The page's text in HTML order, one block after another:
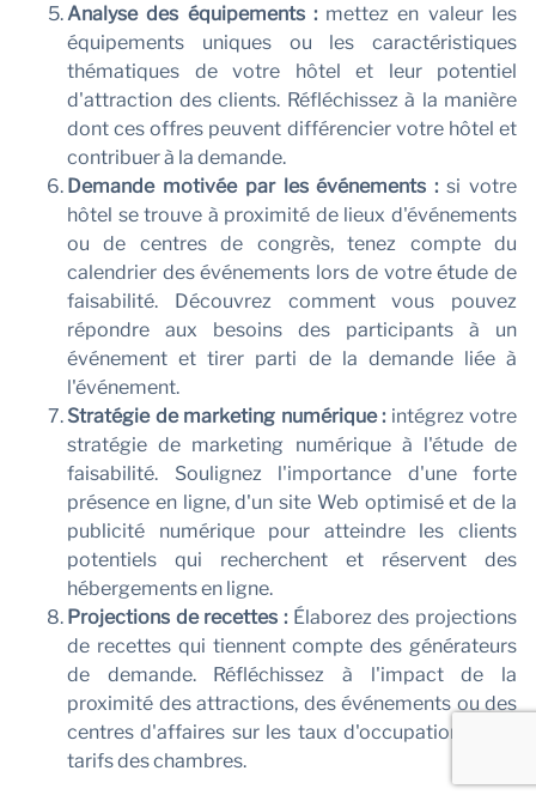
Analyse des équipements :mettez en valeur les
équipements uniques ou les caractéristiques
thématiques de votre hôtel et leur potentiel
d'attraction des clients. Réfléchissez à la manière
dont ces offres peuvent différencier votre hôtel et
contribuer à la demande.
Demande motivée par les événements :si votre
hôtel se trouve à proximité de lieux d'événements
ou de centres de congrès, tenez compte du
calendrier des événements lors de votre étude de
faisabilité. Découvrez comment vous pouvez
répondre aux besoins des participants à un
événement et tirer parti de la demande liée à
l'événement.
Stratégie de marketing numérique :intégrez votre
stratégie de marketing numérique à l'étude de
faisabilité. Soulignez l'importance d'une forte
présence en ligne, d'un site Web optimisé et de la
publicité numérique pour atteindre les clients
potentiels qui recherchent et réservent des
hébergements en ligne.
Projections de recettes :Élaborez des projections
de recettes qui tiennent compte des générateurs
de demande. Réfléchissez à l'impact de la
proximité des attractions, des événements ou des
centres d'affaires sur les taux d'occupation et les
tarifs des chambres.